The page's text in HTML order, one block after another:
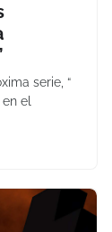
serie, “
el